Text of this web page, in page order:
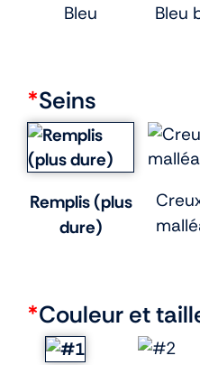
Bleu Bleu
*Seins
Remplis (plus
dure)
*Couleur et